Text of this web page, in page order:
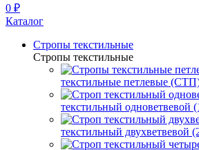
0 ₽
Каталог
Стропы текстильные
Стропы текстильные
текстильные петлевые
текстильный одноветвевой
текстильный двухветвевой